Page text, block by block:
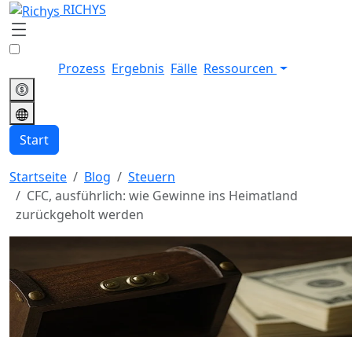
RICHYS
Prozess Ergebnis Fälle Ressourcen
Start
Startseite Blog
Steuern
CFC, ausführlich: wie Gewinne ins Heimatland
zurückgeholt werden